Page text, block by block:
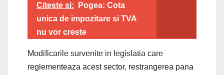
Citeste si:
Pogea: Cota
unica de impozitare si TVA
nu vor creste
Modificarile survenite in legislatia care
reglementeaza acest sector, restrangerea pana